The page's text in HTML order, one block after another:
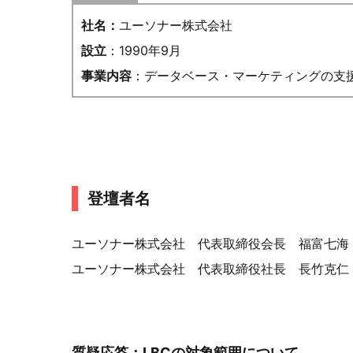
社名： ユーソナー株式会社
設立：1990年9月
事業内容：データベース・マーケティングの支
登壇者名
ユーソナー株式会社 代表取締役会長 福富七海
ユーソナー株式会社 代表取締役社長 長竹克仁